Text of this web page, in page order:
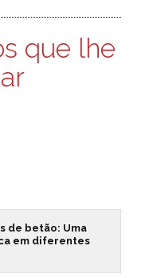
que lhe
de betão: Uma
em diferentes